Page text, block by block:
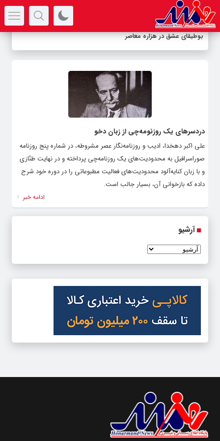
بوطیقای عشق در هزاره معاصر
دردسرهای یک روزنومه‌چی از زبان دخو
علی اکبر دهخدا، ادیب و روزنامه‌نگار عصر مشروطه، در شماره پنج روزنامه
صوراسرافیل به محدودیت‌های یک روزنامه‌چی پرداخته و در نهایت طنّازی
و با زبان کنایه‌آلود محدودیت‌های فعالیت مطبوعاتی را در دوره خود شرح
داده که بازخوانی آن، بسیار جالب است.
ادامه خبر
آرشیو